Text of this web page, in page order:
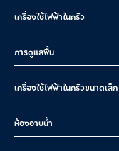
เครื่องใช้ไฟฟ้าในครัว
การดูแลพื้น
เครื่องใช้ไฟฟ้าในครัวขนาดเล็ก
ห้องอาบน้ำ